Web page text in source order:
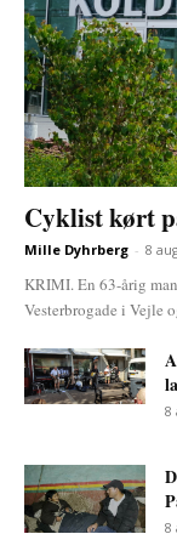
Cyklist kørt
Mille Dyhrberg - 8
KRIMI. En 63-årig
Vesterbrogade i Vejle
8
8